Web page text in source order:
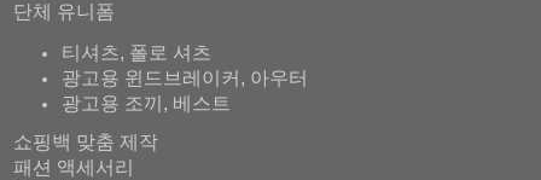
단체 유니폼
티셔츠, 폴로 셔츠
광고용 윈드브레이커, 아우터
광고용 조끼, 베스트
쇼핑백 맞춤 제작
패션 액세서리